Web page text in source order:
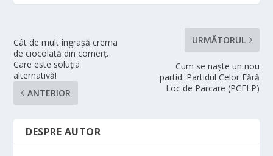
Cât de mult îngrașă crema
de ciocolată din comerț.
Care este soluția
alternativă!
ANTERIOR
URMĂTORUL
Cum se naște un nou
partid: Partidul Celor Fără
Loc de Parcare (PCFLP)
DESPRE AUTOR